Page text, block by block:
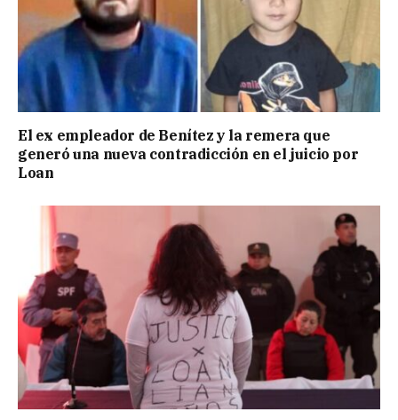
El ex empleador de Benítez y la remera que
generó una nueva contradicción en el juicio por
Loan